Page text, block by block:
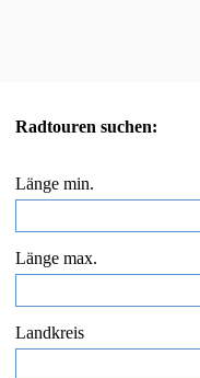
Radtouren suchen:
Länge min.
Länge max.
Landkreis